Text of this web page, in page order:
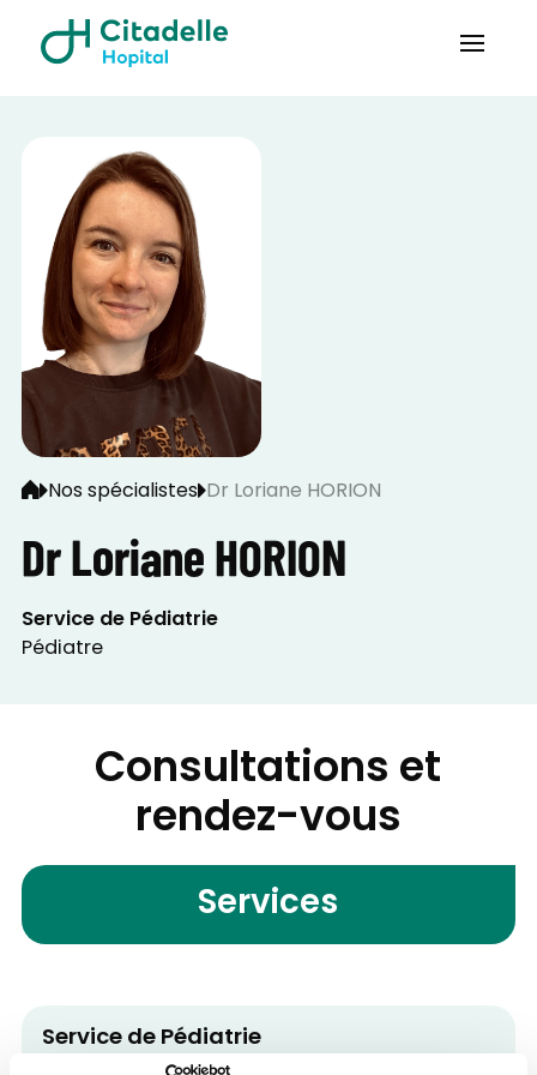
Nos spécialistes Dr Loriane HORION
Dr Loriane HORION
Service de Pédiatrie
Pédiatre
Consultations et
rendez-vous
Services
Service de Pédiatrie